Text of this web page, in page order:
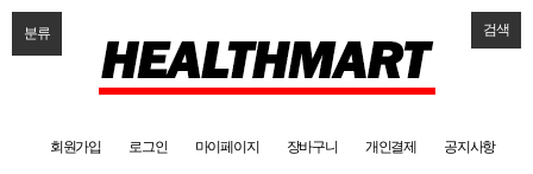
분류 검색
회원가입 로그인 마이페이지 장바구니 개인결제 공지사항